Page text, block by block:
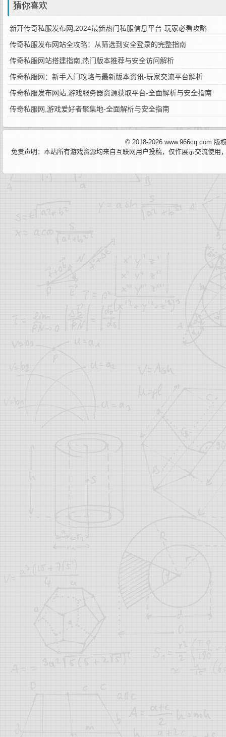
猜你喜欢
新开传奇私服发布网,2024最新热门私服信息平台-玩家必看攻略
传奇私服发布网站全攻略：从筛选到安全登录的完整指南
传奇私服网站搭建指南,热门版本推荐与安全访问解析
传奇私服网：新手入门攻略与最新版本资讯-玩家交流平台解析
传奇私服发布网站,游戏服务器资源获取平台-全面解析与安全指南
传奇私服网,游戏爱好者聚集地-全面解析与安全指南
© 2018-2026 www.966cq.com 版
免责声明：本站所有游戏资源均来自互联网用户投稿，仅作展示交流使